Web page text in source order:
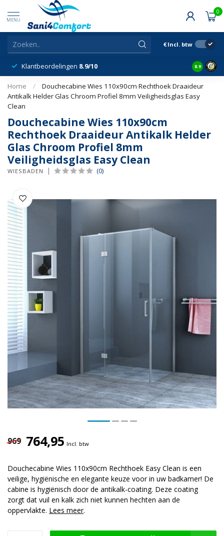
MENU
0
€ Incl. btw
Klantbeordelingen 8.9/10 8.9
Home /
Douchecabine Wies 110x90cm Rechthoek Draaideur
Antikalk Helder Glas Chroom Profiel 8mm Veiligheidsglas Easy
Clean
Douchecabine Wies 110x90cm
Rechthoek Draaideur Antikalk Helder
Glas Chroom Profiel 8mm
Veiligheidsglas Easy Clean
WIESBADEN (0)
969 764,95 Incl. btw
Douchecabine Wies 110x90cm Rechthoek Easy Clean is een
veilige, hygiënische en elegante keuze voor in uw badkamer! De
cabine is hygiënisch door de antikalk-coating. Deze coating
zorgt dat vuil en kalk zich niet kunnen hechten aan de
oppervlakte. Lees meer.